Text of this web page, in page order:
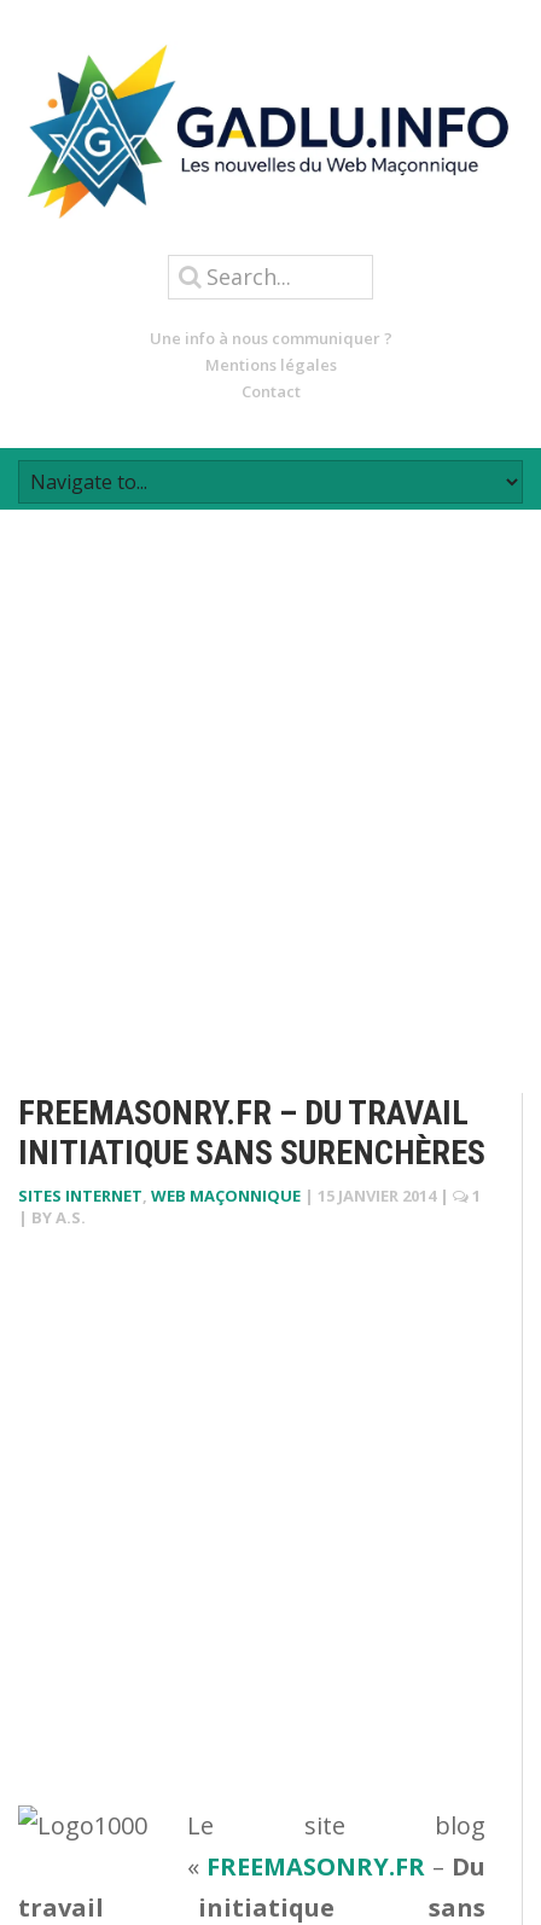
Une info à nous communiquer ?
Mentions légales
Contact
FREEMASONRY.FR – DU TRAVAIL
INITIATIQUE SANS SURENCHÈRES
SITES INTERNET, WEB MAÇONNIQUE | 15 JANVIER 2014 |
1
| BYA.S.
Le site blog
« FREEMASONRY.FR – Du
travail initiatique sans